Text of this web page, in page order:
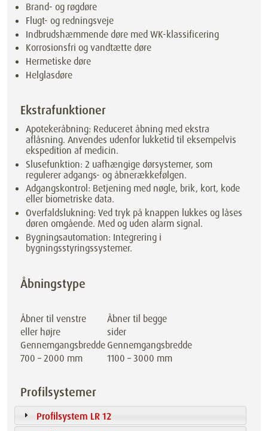
Brand- og røgdøre
Flugt- og redningsveje
Indbrudshæmmende døre med WK-klassificering
Korrosionsfri og vandtætte døre
Hermetiske døre
Helglasdøre
Ekstrafunktioner
Apotekeråbning: Reduceret åbning med ekstra
aflåsning. Anvendes udenfor lukketid til eksempelvis
ekspedition af medicin.
Slusefunktion: 2 uafhængige dørsystemer, som
regulerer adgangs- og åbnerækkefølgen.
Adgangskontrol: Betjening med nøgle, brik, kort, kode
eller biometriske data.
Overfaldslukning: Ved tryk på knappen lukkes og låses
døren omgående. Med og uden alarm signal.
Bygningsautomation: Integrering i
bygningsstyringssystemer.
Åbningstype
Åbner til venstre
eller højre
Gennemgangsbredde
700 – 2000 mm
Åbner til begge
sider
Gennemgangsbredde
1100 – 3000 mm
Profilsystemer
Profilsystem LR 12